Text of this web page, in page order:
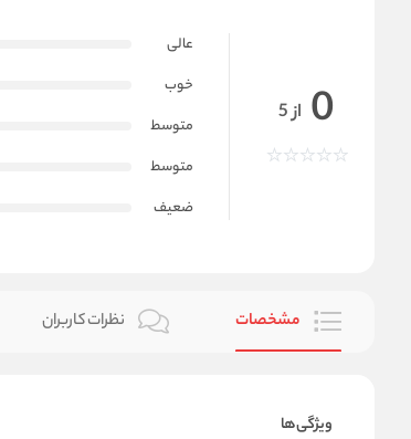
0 از 5
عالی
خوب
متوسط
متوسط
ضعیف
مشخصات نظرات کاربران
ویژگی‌ها